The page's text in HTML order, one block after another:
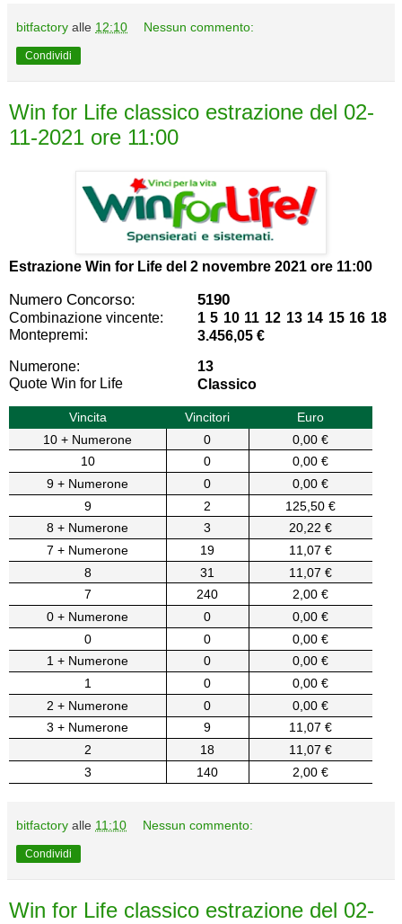
bitfactory alle 12:10 Nessun commento:
Condividi
Win for Life classico estrazione del 02-
11-2021 ore 11:00
Estrazione Win for Life del 2 novembre 2021 ore 11:00
Numero Concorso: 5190
Combinazione vincente:
1 5 10 11 12 13 14 15 16 18
Montepremi:
3.456,05 €
Numerone:
13
Quote Win for Life
Classico
Vincita Vincitori
Euro
10 + Numerone
0
0,00 €
10
0
0,00 €
9 + Numerone
0
0,00 €
9
2
125,50 €
8 + Numerone
3
20,22 €
7 + Numerone
19
11,07 €
8
31
11,07 €
7
240
2,00 €
0 + Numerone
0
0,00 €
0
0
0,00 €
1 + Numerone
0
0,00 €
1
0
0,00 €
2 + Numerone
0
0,00 €
3 + Numerone
9
11,07 €
2
18
11,07 €
3
140 2,00 €
bitfactory alle 11:10 Nessun commento:
Condividi
Win for Life classico estrazione del 02-